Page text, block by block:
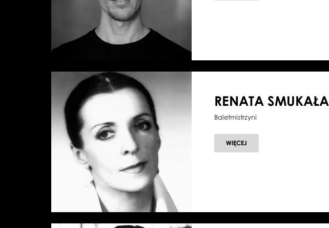
RENATA SMUKAŁA
Baletmistrzyni
WIĘCEJ
RENATA